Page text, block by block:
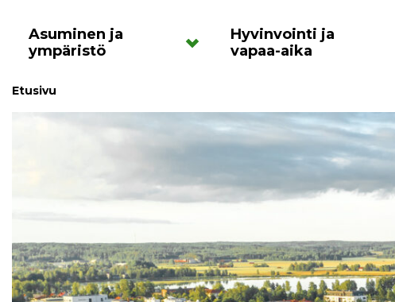
Asuminen ja
ympäristö
Hyvinvointi ja
vapaa-aika
Etusivu